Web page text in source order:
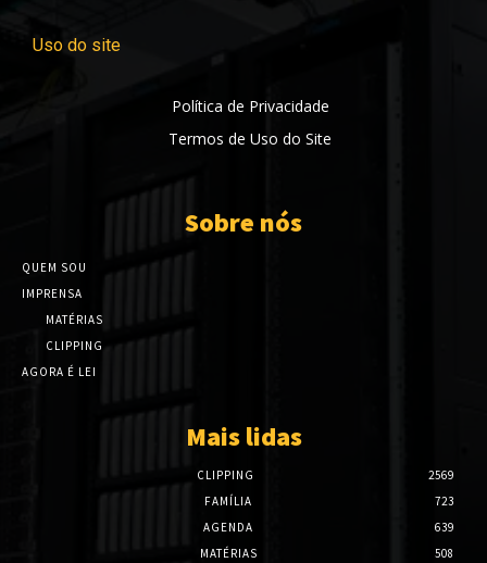
Uso do site
Política de Privacidade
Termos de Uso do Site
Sobre nós
QUEM SOU
IMPRENSA
MATÉRIAS
CLIPPING
AGORA É LEI
Mais lidas
CLIPPING
2569
FAMÍLIA
723
AGENDA
639
MATÉRIAS
508